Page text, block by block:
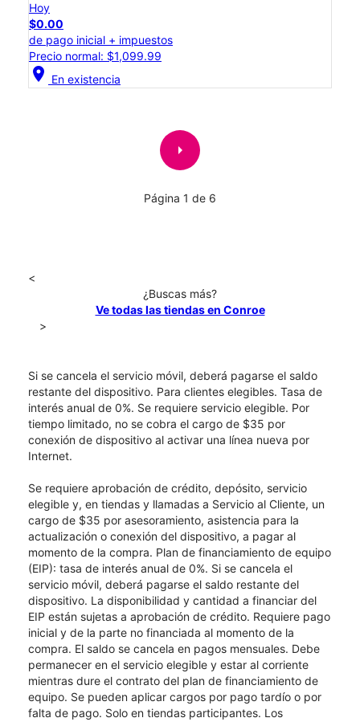
Hoy
$0.00
de pago inicial + impuestos
Precio normal: $1,099.99
location_on En existencia
arrow_right
Página 1 de 6
<
¿Buscas más?
Ve todas las tiendas en Conroe
>
Si se cancela el servicio móvil, deberá pagarse el saldo
restante del dispositivo. Para clientes elegibles. Tasa de
interés anual de 0%. Se requiere servicio elegible. Por
tiempo limitado, no se cobra el cargo de $35 por
conexión de dispositivo al activar una línea nueva por
Internet.
Se requiere aprobación de crédito, depósito, servicio
elegible y, en tiendas y llamadas a Servicio al Cliente, un
cargo de $35 por asesoramiento, asistencia para la
actualización o conexión del dispositivo, a pagar al
momento de la compra. Plan de financiamiento de equipo
(EIP): tasa de interés anual de 0%. Si se cancela el
servicio móvil, deberá pagarse el saldo restante del
dispositivo. La disponibilidad y cantidad a financiar del
EIP están sujetas a aprobación de crédito. Requiere pago
inicial y de la parte no financiada al momento de la
compra. El saldo se cancela en pagos mensuales. Debe
permanecer en el servicio elegible y estar al corriente
mientras dure el contrato del plan de financiamiento de
equipo. Se pueden aplicar cargos por pago tardío o por
falta de pago. Solo en tiendas participantes. Los